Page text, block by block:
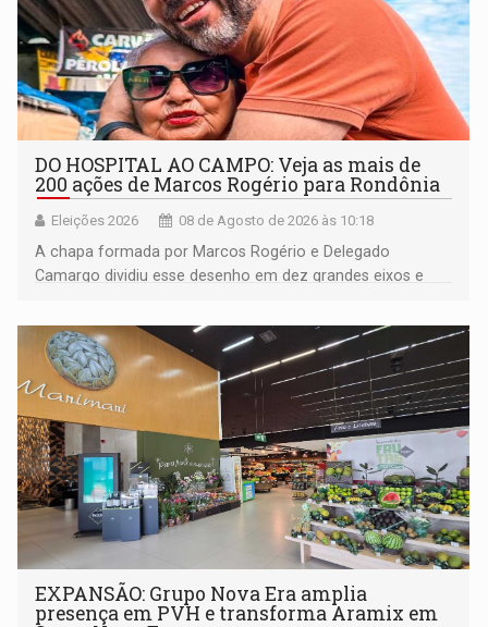
DO HOSPITAL AO CAMPO: Veja as mais de
200 ações de Marcos Rogério para Rondônia
Eleições 2026 08 de Agosto de 2026 às 10:18
A chapa formada por Marcos Rogério e Delegado
Camargo dividiu esse desenho em dez grandes eixos e
EXPANSÃO: Grupo Nova Era amplia
presença em PVH e transforma Aramix em